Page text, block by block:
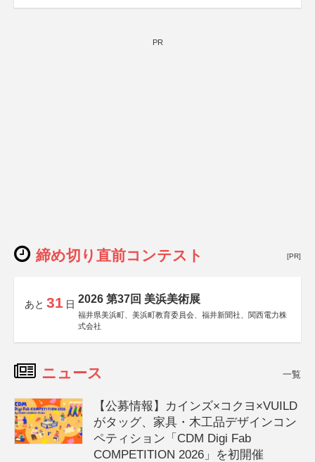
PR
締め切り直前コンテスト [PR]
あと 31 日 2026 第37回 美浜美術展
福井県美浜町、美浜町教育委員会、福井新聞社、関西電力株
式会社
ニュース 一覧
【公募情報】カインズ×コクヨ×VUILD
がタッグ、家具・木工品デザインコン
ペティション「CDM Digi Fab
COMPETITION 2026」を初開催